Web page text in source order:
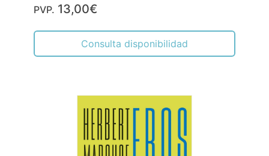
PVP. 13,00€
Consulta disponibilidad